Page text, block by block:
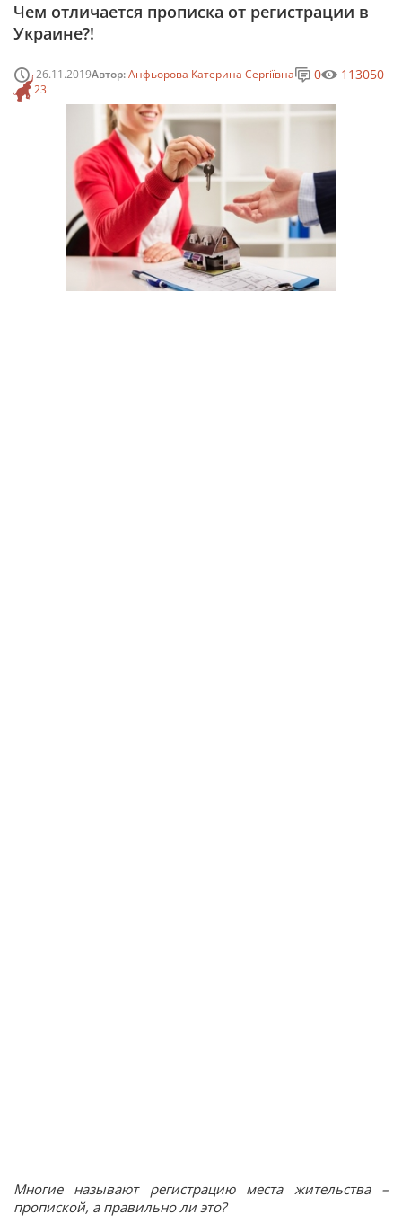
Чем отличается прописка от регистрации в
Украине?!
26.11.2019Автор:Анфьорова Катерина Сергіївна
23
0 113050
Многие называют регистрацию места жительства –
пропиской, а правильно ли это?